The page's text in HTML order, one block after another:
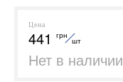
Цена
441 грн
шт
Нет в наличии